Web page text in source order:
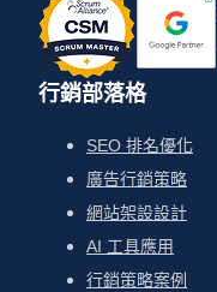
行銷部落格
SEO 排名優化
廣告行銷策略
網站架設設計
AI 工具應用
行銷策略案例